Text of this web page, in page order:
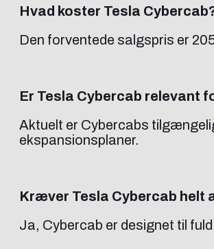
Hvad koster Tesla
Den forventede salgspris er
Er Tesla Cybercab relevant
Aktuelt er Cybercabs
ekspansionsplaner.
Kræver Tesla Cybercab helt
Ja, Cybercab er designet til